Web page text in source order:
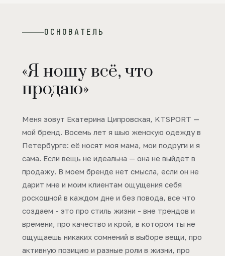
ОСНОВАТЕЛЬ
«Я ношу всё, что
продаю»
Меня зовут Екатерина Ципровская, KTSPORT —
мой бренд. Восемь лет я шью женскую одежду в
Петербурге: её носят моя мама, мои подруги и я
сама. Если вещь не идеальна — она не выйдет в
продажу. В моем бренде нет смысла, если он не
дарит мне и моим клиентам ощущения себя
роскошной в каждом дне и без повода, все что
создаем - это про стиль жизни - вне трендов и
времени, про качество и крой, в котором ты не
ощущаешь никаких сомнений в выборе вещи, про
активную позицию и разные роли в жизни, про